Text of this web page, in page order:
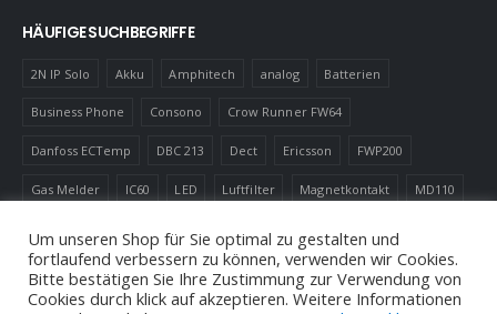
HÄUFIGE SUCHBEGRIFFE
2N IP Solo Akku Amphitech analog Batterien
Business Phone Consono Crow Runner FW64
Danfoss ECTemp DBC 213 Dect Ericsson FWP200
Gas Melder IC60 LED Luftfilter Magnetkontakt MD110
Um unseren Shop für Sie optimal zu gestalten und
fortlaufend verbessern zu können, verwenden wir Cookies.
Bitte bestätigen Sie Ihre Zustimmung zur Verwendung von
Cookies durch klick auf akzeptieren. Weitere Informationen